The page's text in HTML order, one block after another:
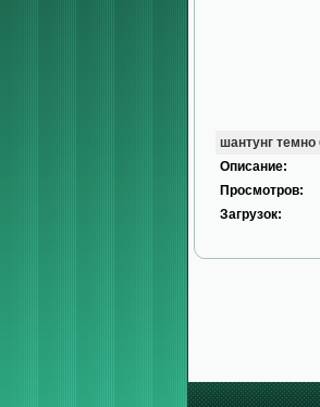
шантунг
Описание:
Просмотров:
Загрузок: